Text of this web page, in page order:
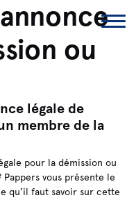
ou
légale de
membre de la
pour la démission ou
vous présente le
qu’il faut savoir sur cette